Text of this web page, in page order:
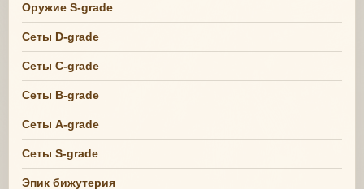
Оружие S-grade
Сеты D-grade
Сеты C-grade
Сеты B-grade
Сеты A-grade
Сеты S-grade
Эпик бижутерия